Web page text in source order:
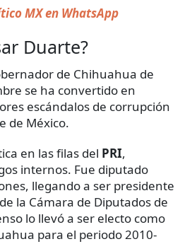
MX en WhatsApp
Duarte?
de Chihuahua de
se ha convertido en
escándalos de corrupción
de México.
en las filas del PRI,
internos. Fue diputado
llegando a ser presidente
la Cámara de Diputados de
lo llevó a ser electo como
para el periodo 2010-